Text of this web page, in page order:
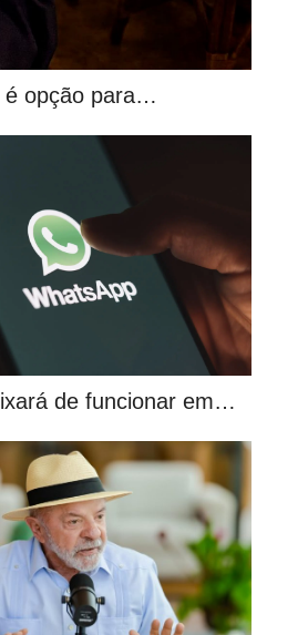
é opção para…
de funcionar em…